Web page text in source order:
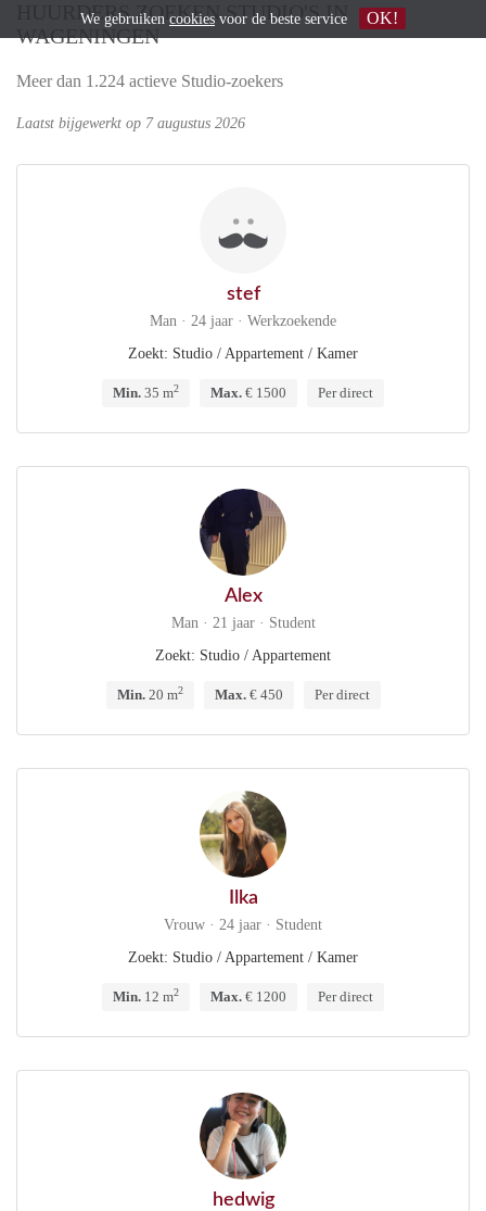
HUURDERS ZOEKEN STUDIO'S IN
WAGENINGEN
Meer dan 1.224 actieve Studio-zoekers
Laatst bijgewerkt op 7 augustus 2026
stef
Man · 24 jaar · Werkzoekende
Zoekt: Studio / Appartement / Kamer
Min. 35 m2 Max. € 1500 Per direct
Alex
Man · 21 jaar · Student
Zoekt: Studio / Appartement
Min.20 m2 Max.€ 450 Per direct
Ilka
Vrouw · 24 jaar · Student
Zoekt: Studio / Appartement / Kamer
Min. 12 m2 Max. € 1200 Per direct
hedwig
We gebruiken cookies voor de beste service OK!